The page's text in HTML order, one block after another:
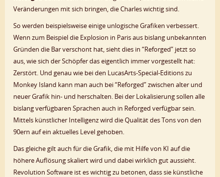
Veränderungen mit sich bringen, die Charles wichtig sind.
So werden beispielsweise einige unlogische Grafiken verbessert.
Wenn zum Beispiel die Explosion in Paris aus bislang unbekannten
Gründen die Bar verschont hat, sieht dies in “Reforged” jetzt so
aus, wie sich der Schöpfer das eigentlich immer vorgestellt hat:
Zerstört. Und genau wie bei den LucasArts-Special-Editions zu
Monkey Island kann man auch bei “Reforged” zwischen alter und
neuer Grafik hin- und herschalten. Bei der Lokalisierung sollen alle
bislang verfügbaren Sprachen auch in Reforged verfügbar sein.
Mittels künstlicher Intelligenz wird die Qualität des Tons von den
90ern auf ein aktuelles Level gehoben.
Das gleiche gilt auch für die Grafik, die mit Hilfe von KI auf die
höhere Auflösung skaliert wird und dabei wirklich gut aussieht.
Revolution Software ist es wichtig zu betonen, dass sie künstliche